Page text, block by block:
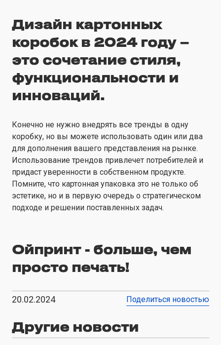
Дизайн картонных
коробок в 2024 году –
это сочетание стиля,
функциональности и
инноваций.
Конечно не нужно внедрять все тренды в одну
коробку, но вы можете использовать один или два
для дополнения вашего представления на рынке.
Использование трендов привлечет потребителей и
придаст уверенности в собственном продукте.
Помните, что картонная упаковка это не только об
эстетике, но и в первую очередь о стратегическом
подходе и решении поставленных задач.
Ойпринт - больше, чем
просто печать!
20.02.2024 Поделиться новостью
Другие новости